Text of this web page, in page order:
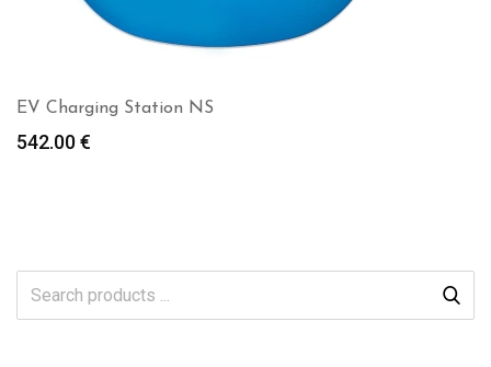
EV Charging Station NS
542.00€